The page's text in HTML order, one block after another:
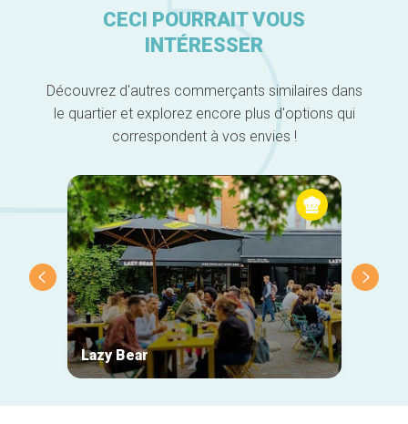
CECI POURRAIT VOUS
INTÉRESSER
Découvrez d'autres commerçants similaires dans
le quartier et explorez encore plus d'options qui
correspondent à vos envies !
Lazy Bear